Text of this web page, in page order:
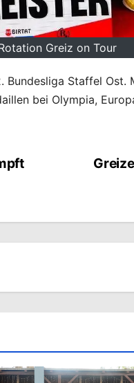
Greiz on Tour
Bundesliga Staffel
bei Olympia,